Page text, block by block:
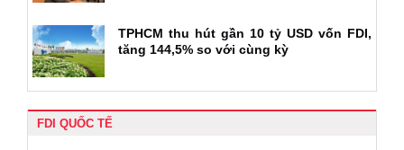
TPHCM thu hút gần 10 tỷ USD vốn FDI,
tăng 144,5% so với cùng kỳ
FDI QUỐC TẾ